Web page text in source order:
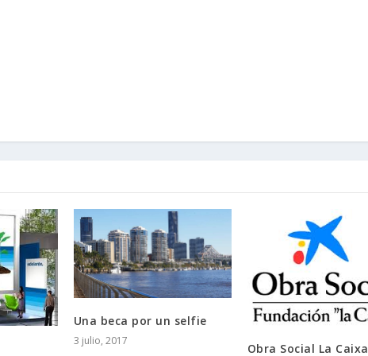
Una beca por un selfie
3 julio, 2017
Obra Social La Caixa